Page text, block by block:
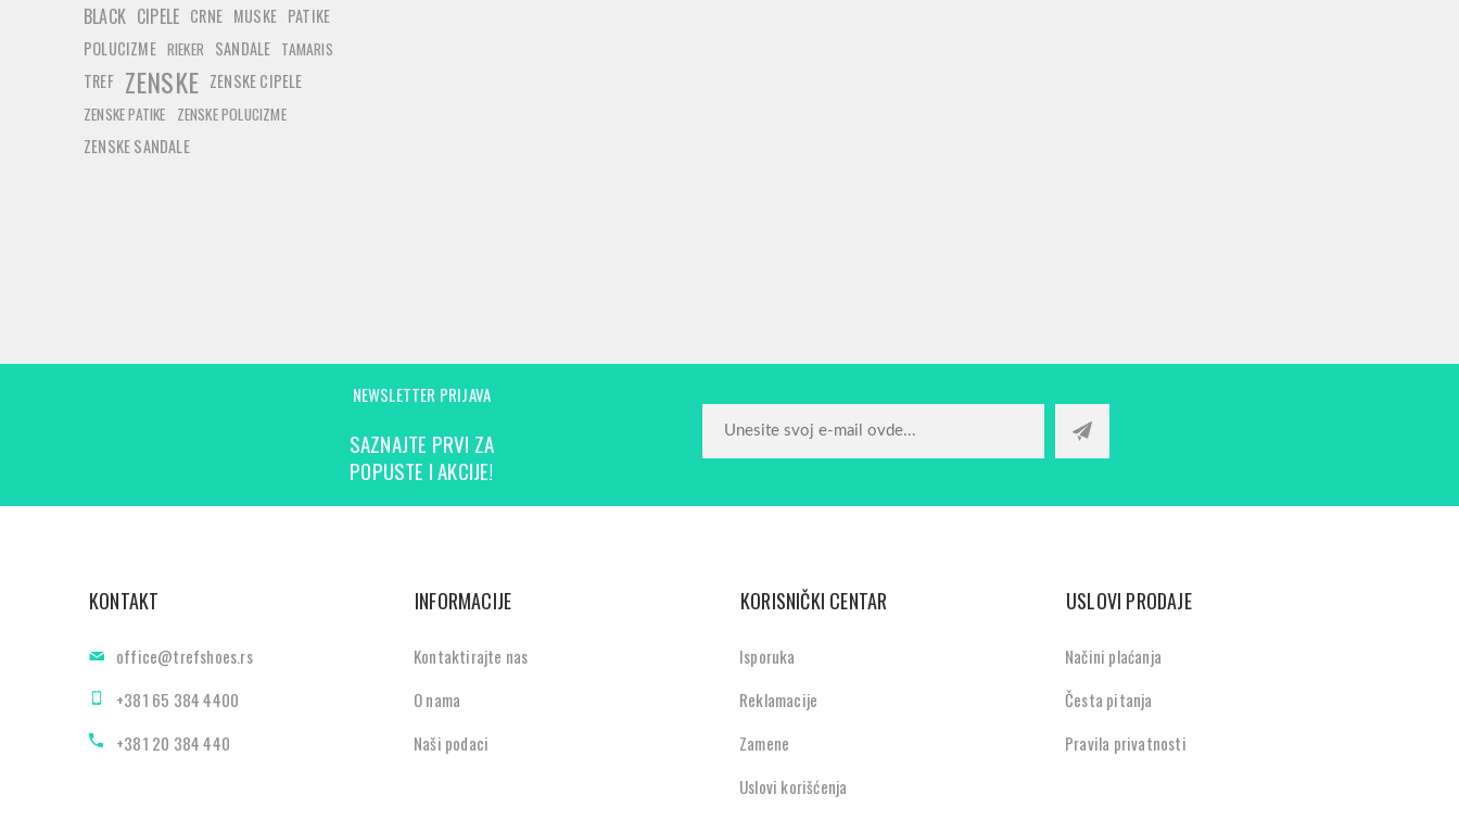
BLACK CIPELE CRNE MUSKE PATIKE
POLUCIZME RIEKER SANDALE TAMARIS
TREF ZENSKE ZENSKE CIPELE
ZENSKE PATIKE ZENSKE POLUCIZME
ZENSKE SANDALE
NEWSLETTER PRIJAVA
SAZNAJTE PRVI ZA
POPUSTE I AKCIJE!
KONTAKT
office@trefshoes.rs
+381 65 384 4400
+381 20 384 440
INFORMACIJE
Kontaktirajte nas
O nama
Naši podaci
KORISNIČKI CENTAR
Isporuka
Reklamacije
Zamene
Uslovi korišćenja
USLOVI PRODAJE
Načini plaćanja
Česta pitanja
Pravila privatnosti